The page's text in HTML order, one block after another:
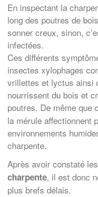
En inspectant la
long des poutres de
sonner creux, sinon,
infectées.
Ces différents
insectes xylophages
vrillettes et lyctus ainsi
nourrissent du bois et
poutres. De même que
la mérule affectionnent
environnements
charpente.
Après avoir constaté
charpente, il est donc
plus brefs délais.